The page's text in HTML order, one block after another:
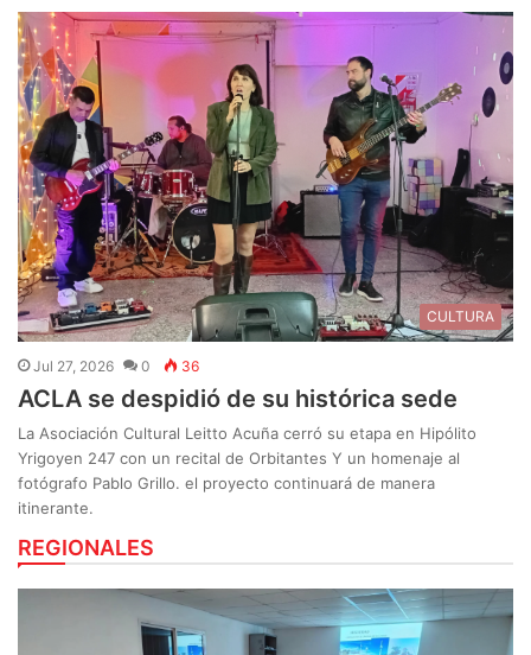
CULTURA
Jul 27, 2026 0 36
ACLA se despidió de su histórica sede
La Asociación Cultural Leitto Acuña cerró su etapa en Hipólito
Yrigoyen 247 con un recital de Orbitantes Y un homenaje al
fotógrafo Pablo Grillo. el proyecto continuará de manera
itinerante.
REGIONALES